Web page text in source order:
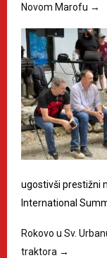
Novom Marofu →
ugostivši prestižni
International
Rokovo u Sv.
traktora →